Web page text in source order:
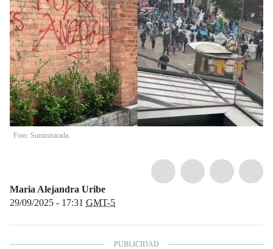
Foto: Suministrada.
Maria Alejandra Uribe
29/09/2025 - 17:31 GMT-5